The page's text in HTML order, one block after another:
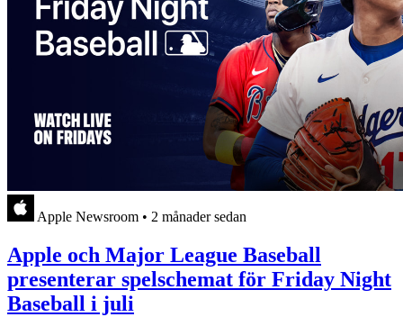
Apple Newsroom • 2 månader sedan
Apple och Major League Baseball
presenterar spelschemat för Friday Night
Baseball i juli